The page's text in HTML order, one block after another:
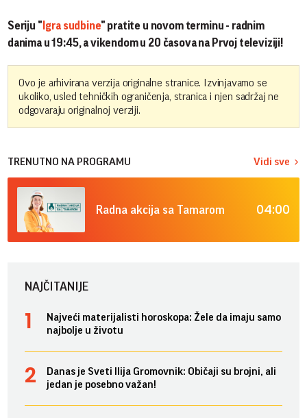
Seriju " Igra sudbine" pratite u novom terminu - radnim
danima u 19:45, a vikendom u 20 časova na Prvoj televiziji!
Ovo je arhivirana verzija originalne stranice. Izvinjavamo se
ukoliko, usled tehničkih ograničenja, stranica i njen sadržaj ne
odgovaraju originalnoj verziji.
TRENUTNO NA PROGRAMU Vidi sve
Radna akcija sa Tamarom 04:00
NAJČITANIJE
Najveći materijalisti horoskopa: Žele da imaju samo
najbolje u životu
Danas je Sveti Ilija Gromovnik: Običaji su brojni, ali
jedan je posebno važan!